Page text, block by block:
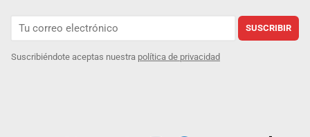
SUSCRIBIR
Suscribiéndote aceptas nuestra política de privacidad